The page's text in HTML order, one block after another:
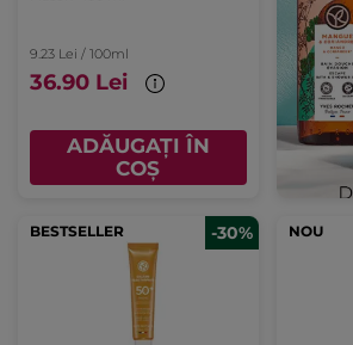
9.23 Lei / 100ml
36.90 Lei
ADĂUGAȚI ÎN
COȘ
BESTSELLER -30% NOU